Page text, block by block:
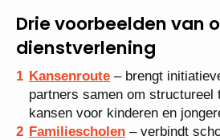
Drie voorbeelden van
dienstverlening
Kansenroute – brengt
partners samen om structureel
kansen voor kinderen en
Familiescholen – verbindt